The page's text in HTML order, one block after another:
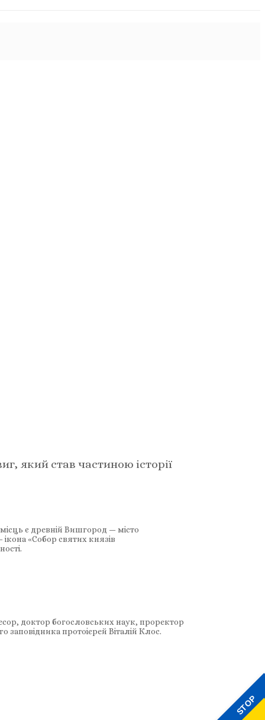
STOP
який став частиною історії
є древній Вишгород — місто
«Собор святих князів
доктор богословських наук, проректор
заповідника протоієрей Віталій Клос.